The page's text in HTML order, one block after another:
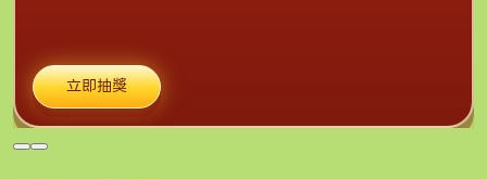
立即抽獎